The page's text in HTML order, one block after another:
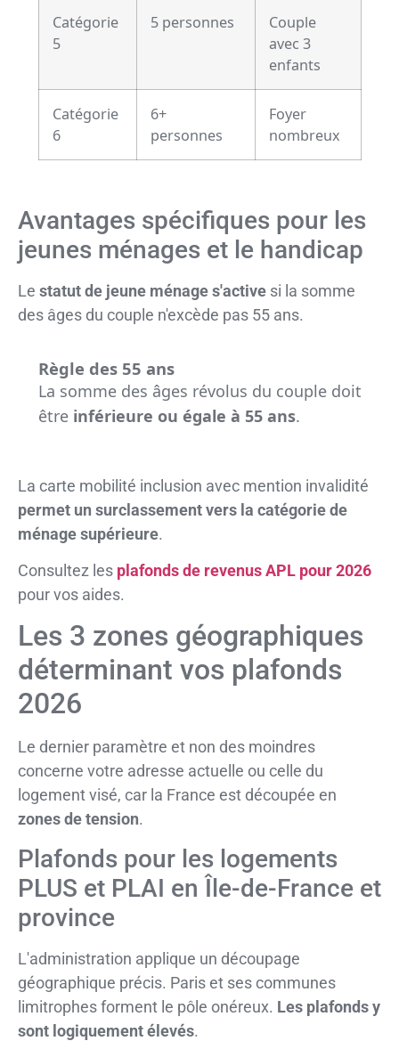
Catégorie
5
5 personnes
Couple
avec 3
enfants
Catégorie
6
6+
personnes
Foyer
nombreux
Avantages spécifiques pour les
jeunes ménages et le handicap
Le statut de jeune ménage s'active si la somme
des âges du couple n'excède pas 55 ans.
Règle des 55 ans
La somme des âges révolus du couple doit
être inférieure ou égale à 55 ans.
La carte mobilité inclusion avec mention invalidité
permet un surclassement vers la catégorie de
ménage supérieure.
Consultez les plafonds de revenus APL pour 2026
pour vos aides.
Les 3 zones géographiques
déterminant vos plafonds
2026
Le dernier paramètre et non des moindres
concerne votre adresse actuelle ou celle du
logement visé, car la France est découpée en
zones de tension.
Plafonds pour les logements
PLUS et PLAI en Île-de-France et
province
L'administration applique un découpage
géographique précis. Paris et ses communes
limitrophes forment le pôle onéreux. Les plafonds y
sont logiquement élevés.